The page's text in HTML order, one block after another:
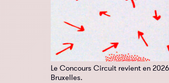
Le Concours Circuit revient en
Bruxelles.